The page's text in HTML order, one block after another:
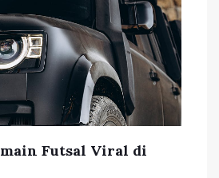
Futsal Viral di